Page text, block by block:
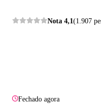
Nota 4,1 (1.907
Fechado agora